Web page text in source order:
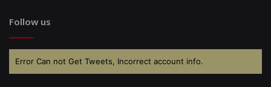
Follow us
Error Can not Get Tweets, Incorrect account info.